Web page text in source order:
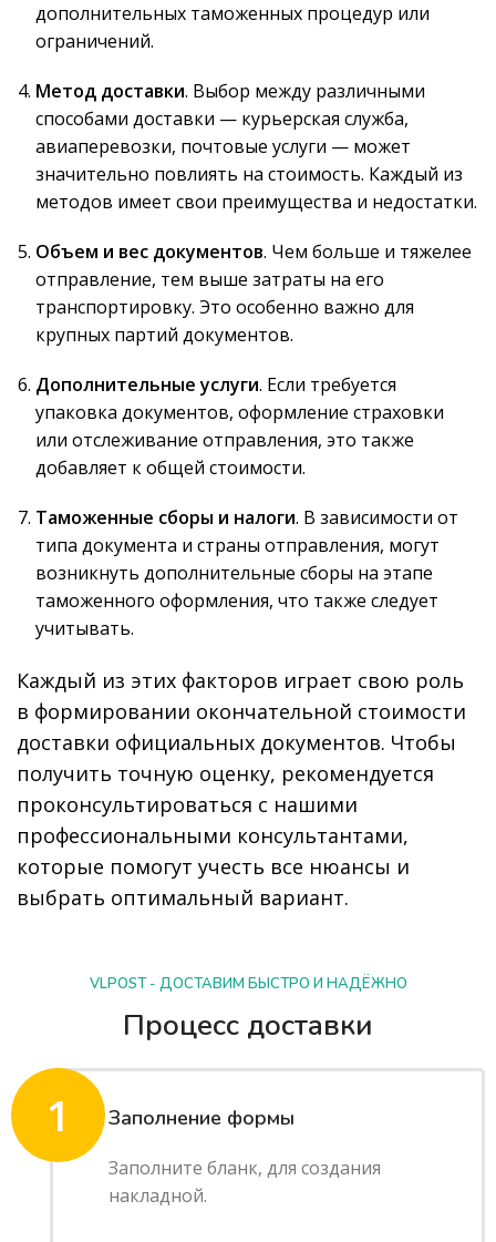
дополнительных таможенных процедур или
ограничений.
Метод доставки. Выбор между различными
способами доставки — курьерская служба,
авиаперевозки, почтовые услуги — может
значительно повлиять на стоимость. Каждый из
методов имеет свои преимущества и недостатки.
Объем и вес документов. Чем больше и тяжелее
отправление, тем выше затраты на его
транспортировку. Это особенно важно для
крупных партий документов.
Дополнительные услуги. Если требуется
упаковка документов, оформление страховки
или отслеживание отправления, это также
добавляет к общей стоимости.
Таможенные сборы и налоги. В зависимости от
типа документа и страны отправления, могут
возникнуть дополнительные сборы на этапе
таможенного оформления, что также следует
учитывать.
Каждый из этих факторов играет свою роль
в формировании окончательной стоимости
доставки официальных документов. Чтобы
получить точную оценку, рекомендуется
проконсультироваться с нашими
профессиональными консультантами,
которые помогут учесть все нюансы и
выбрать оптимальный вариант.
VLPOST - ДОСТАВИМ БЫСТРО И НАДЁЖНО
Процесс доставки
1 Заполнение формы
Заполните бланк, для создания
накладной.